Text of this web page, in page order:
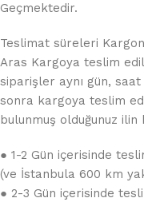
Geçmektedir.
Teslimat süreleri
Aras Kargoya teslim
siparişler aynı gün,
sonra kargoya teslim
bulunmuş olduğunuz
● 1-2 Gün içerisinde
(ve İstanbula 600 km
● 2-3 Gün içerisinde